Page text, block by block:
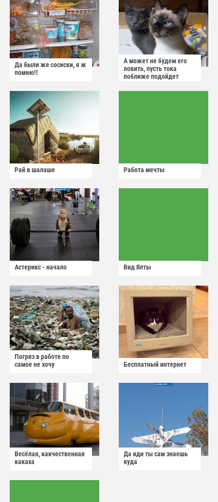
Да были же сосиски, я ж
помню!!
А может не будем его
ловить, пусть тока
поближе подойдет
Рай в шалаше Работа мечты
Астерикс - начало Вид Ялты
Погряз в работе по
самое не хочу
Бесплатный интернет
Весёлая, какчественная
какаха
Да иди ты сам знаешь
куда